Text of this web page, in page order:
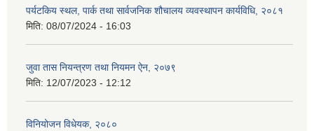
पर्यटकिय स्थल, पार्क तथा सार्वजनिक शौचालय व्यवस्थापन कार्यविधि, २०८१
मिति: 08/07/2024 - 16:03
जुवा तास नियन्त्रण तथा नियमन ऐन, २०७९
मिति: 12/07/2023 - 12:12
विनियोजन विधेयक, २०८०